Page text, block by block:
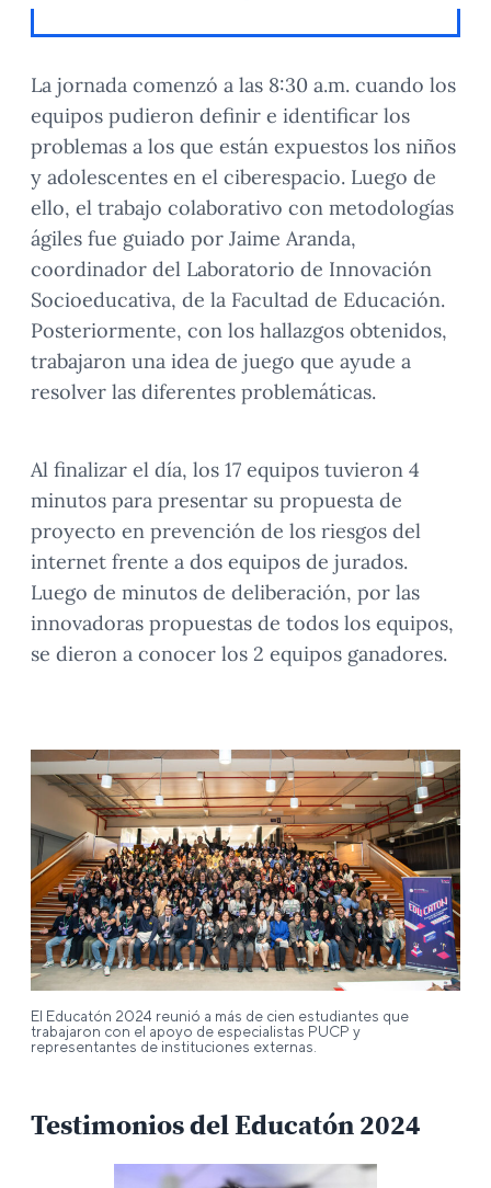
La jornada comenzó a las 8:30 a.m. cuando los
equipos pudieron definir e identificar los
problemas a los que están expuestos los niños
y adolescentes en el ciberespacio. Luego de
ello, el trabajo colaborativo con metodologías
ágiles fue guiado por Jaime Aranda,
coordinador del Laboratorio de Innovación
Socioeducativa, de la Facultad de Educación.
Posteriormente, con los hallazgos obtenidos,
trabajaron una idea de juego que ayude a
resolver las diferentes problemáticas.
Al finalizar el día, los 17 equipos tuvieron 4
minutos para presentar su propuesta de
proyecto en prevención de los riesgos del
internet frente a dos equipos de jurados.
Luego de minutos de deliberación, por las
innovadoras propuestas de todos los equipos,
se dieron a conocer los 2 equipos ganadores.
El Educatón 2024 reunió a más de cien estudiantes que
trabajaron con el apoyo de especialistas PUCP y
representantes de instituciones externas.
Testimonios del Educatón 2024